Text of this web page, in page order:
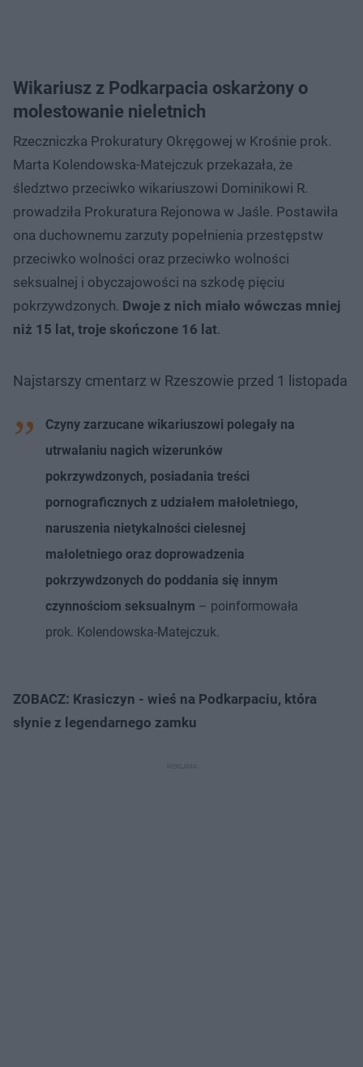
Wikariusz z Podkarpacia oskarżony o
molestowanie nieletnich
Rzeczniczka Prokuratury Okręgowej w Krośnie prok.
Marta Kolendowska-Matejczuk przekazała, że
śledztwo przeciwko wikariuszowi Dominikowi R.
prowadziła Prokuratura Rejonowa w Jaśle. Postawiła
ona duchownemu zarzuty popełnienia przestępstw
przeciwko wolności oraz przeciwko wolności
seksualnej i obyczajowości na szkodę pięciu
pokrzywdzonych. Dwoje z nich miało wówczas mniej
niż 15 lat, troje skończone 16 lat.
Najstarszy cmentarz w Rzeszowie przed 1 listopada
Czyny zarzucane wikariuszowi polegały na
utrwalaniu nagich wizerunków
pokrzywdzonych, posiadania treści
pornograficznych z udziałem małoletniego,
naruszenia nietykalności cielesnej
małoletniego oraz doprowadzenia
pokrzywdzonych do poddania się innym
czynnościom seksualnym – poinformowała
prok. Kolendowska-Matejczuk.
ZOBACZ: Krasiczyn - wieś na Podkarpaciu, która
słynie z legendarnego zamku